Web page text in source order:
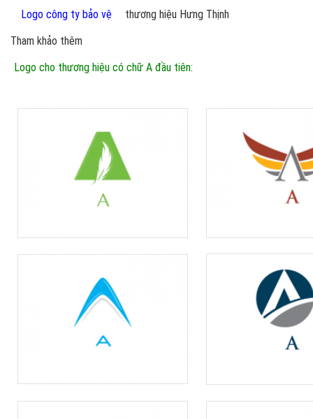
Logo công ty bảo vệ
thương hiệu Hưng Thịnh
Tham khảo thêm
Logo cho thương hiệu có chữ A đầu tiên: